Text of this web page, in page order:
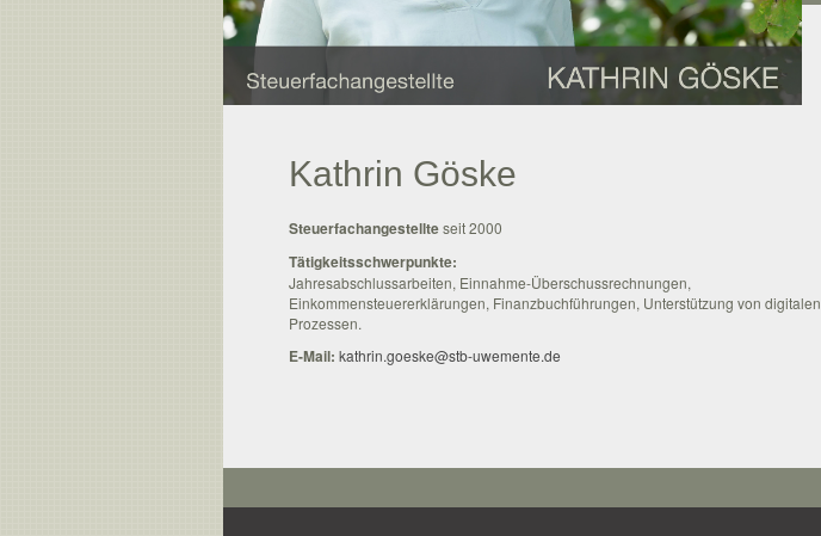
Kathrin Göske
Steuerfachangestellteseit 2000
Tätigkeitsschwerpunkte:
Jahresabschlussarbeiten, Einnahme-Überschussrechnungen,
Einkommensteuererklärungen, Finanzbuchführungen, Unterstützung von digitalen
Prozessen.
E-Mail: kathrin.goeske@stb-uwemente.de